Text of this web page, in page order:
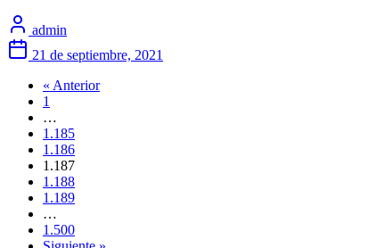
admin
21 de septiembre, 2021
« Anterior
1
…
1.185
1.186
1.187
1.188
1.189
…
1.500